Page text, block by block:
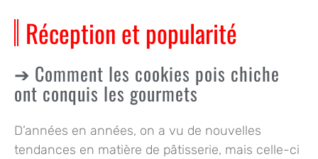
Réception et popularité
Comment les cookies pois chiche
ont conquis les gourmets
D’années en années, on a vu de nouvelles
tendances en matière de pâtisserie, mais celle-ci